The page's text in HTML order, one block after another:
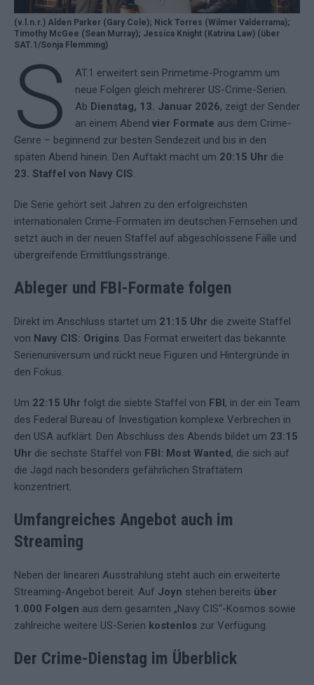
(v.l.n.r.) Alden Parker (Gary Cole); Nick Torres (Wilmer Valderrama);
Timothy McGee (Sean Murray); Jessica Knight (Katrina Law) (über
SAT.1/Sonja Flemming)
S
AT.1 erweitert sein Primetime-Programm um
neue Folgen gleich mehrerer US-Crime-Serien.
Ab Dienstag, 13. Januar 2026, zeigt der Sender
an einem Abend vier Formate aus dem Crime-
Genre – beginnend zur besten Sendezeit und bis in den
späten Abend hinein. Den Auftakt macht um 20:15 Uhr die
23. Staffel von Navy CIS.
Die Serie gehört seit Jahren zu den erfolgreichsten
internationalen Crime-Formaten im deutschen Fernsehen und
setzt auch in der neuen Staffel auf abgeschlossene Fälle und
übergreifende Ermittlungsstränge.
Ableger und FBI-Formate folgen
Direkt im Anschluss startet um 21:15 Uhr die zweite Staffel
von Navy CIS: Origins. Das Format erweitert das bekannte
Serienuniversum und rückt neue Figuren und Hintergründe in
den Fokus.
Um 22:15 Uhr folgt die siebte Staffel von FBI, in der ein Team
des Federal Bureau of Investigation komplexe Verbrechen in
den USA aufklärt. Den Abschluss des Abends bildet um 23:15
Uhr die sechste Staffel von FBI: Most Wanted, die sich auf
die Jagd nach besonders gefährlichen Straftätern
konzentriert.
Umfangreiches Angebot auch im
Streaming
Neben der linearen Ausstrahlung steht auch ein erweiterte
Streaming-Angebot bereit. Auf Joyn stehen bereits über
1.000 Folgen aus dem gesamten „Navy CIS“-Kosmos sowie
zahlreiche weitere US-Serien kostenlos zur Verfügung.
Der Crime-Dienstag im Überblick